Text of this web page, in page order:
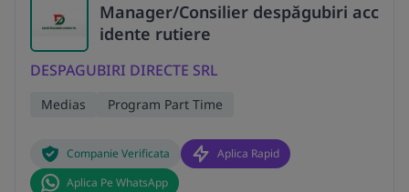
Manager/Consilier despăgubiri acc
idente rutiere
DESPAGUBIRI DIRECTE SRL
Medias Program Part Time
Companie Verificata
Aplica Rapid
Aplica Pe WhatsApp